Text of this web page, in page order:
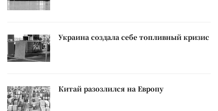
Украина создала себе топливный кризис
Китай разозлился на Европу